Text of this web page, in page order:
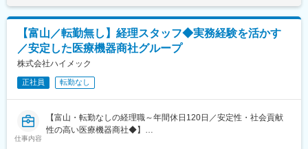
整えています。
実務については、OJTを中心とした育成体制を採用しており、先
輩社員に同行しながら顧客対応や提案方法を学び、実践を通じて
着実に成長していただきます。
また、初期研修終了後も継続的な学びの機会を提供しており、メ
ーカー主催の製品勉強会やフィロソフィ勉強会などに参加しなが
ら、専門知識の習得や他部署・他拠点の社員とのネットワークづ
■組織構成：
富山営業所営業社員：46名
社内では書類作成（見積書や提案資料）や納品がある場合は商品
の数や売り上げの確認などを行ないます。
・顧客は地域ごとに割り振っており、一人当たり20社ほどを担当
する予定です。既存顧客を回るルート営業が約9割となっており、
新規開拓として訪問をする場合もあります。また、年に数回出張
をすることがあります。
※社用車貸与のため通勤手当はありません。
■組織構成：
現在は20代～60代までの76名が営業職として活躍しています。
定手当を含めた表記です。
【富山／転勤無し】経理スタッフ◆実務経験を活かす
／安定した医療機器商社グループ
株式会社ハイメック
正社員 転勤なし
仕事内容
【富山・転勤なしの経理職～年間休日120日／安定性・社会貢献
性の高い医療機器商社◆】